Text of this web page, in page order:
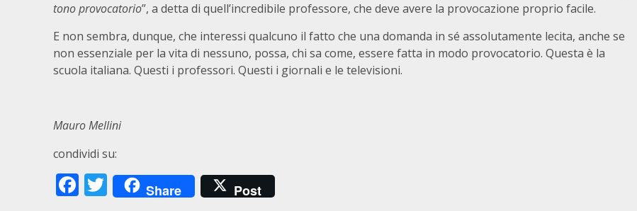
tono provocatorio”, a detta di quell’incredibile professore, che deve avere la provocazione proprio facile.
E non sembra, dunque, che interessi qualcuno il fatto che una domanda in sé assolutamente lecita, anche se
non essenziale per la vita di nessuno, possa, chi sa come, essere fatta in modo provocatorio. Questa è la
scuola italiana. Questi i professori. Questi i giornali e le televisioni.
Mauro Mellini
condividi su:
Facebook
Twitter
Share Post